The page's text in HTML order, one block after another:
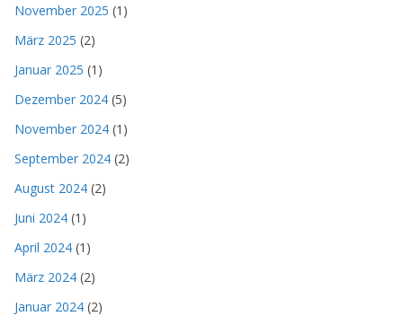
November 2025 (1)
März 2025 (2)
Januar 2025 (1)
Dezember 2024 (5)
November 2024 (1)
September 2024 (2)
August 2024 (2)
Juni 2024 (1)
April 2024 (1)
März 2024 (2)
Januar 2024 (2)